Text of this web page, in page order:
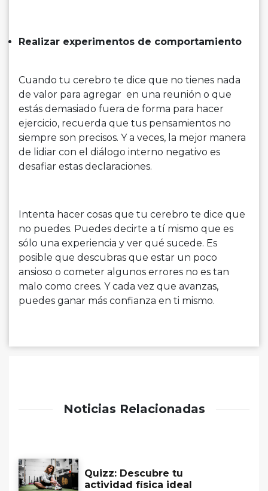
Realizar experimentos de comportamiento
Cuando tu cerebro te dice que no tienes nada
de valor para agregar en una reunión o que
estás demasiado fuera de forma para hacer
ejercicio, recuerda que tus pensamientos no
siempre son precisos. Y a veces, la mejor manera
de lidiar con el diálogo interno negativo es
desafiar estas declaraciones.
Intenta hacer cosas que tu cerebro te dice que
no puedes. Puedes decirte a tí mismo que es
sólo una experiencia y ver qué sucede. Es
posible que descubras que estar un poco
ansioso o cometer algunos errores no es tan
malo como crees. Y cada vez que avanzas,
puedes ganar más confianza en ti mismo.
Noticias Relacionadas
Quizz: Descubre tu
actividad física ideal